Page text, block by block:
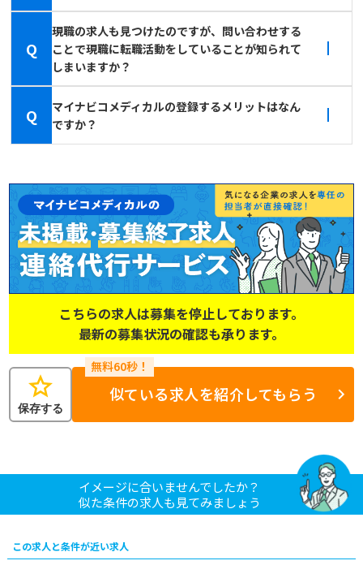
Q
現職の求人も見つけたのですが、問い合わせする
ことで現職に転職活動をしていることが知られて
しまいますか？
Q
マイナビコメディカルの登録するメリットはなん
ですか？
こちらの求人は募集を停止しております。
最新の募集状況の確認も承ります。
star
保存する
似ている求人を紹介してもらう
イメージに合いませんでしたか？
似た条件の求人も見てみましょう
この求人と条件が近い求人